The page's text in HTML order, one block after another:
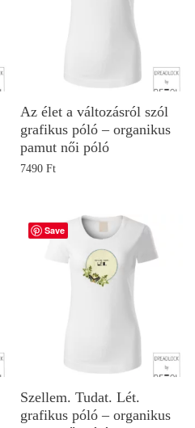
Az élet a változásról szól
grafikus póló – organikus
pamut női póló
7490Ft
Save
Szellem. Tudat. Lét.
grafikus póló – organikus